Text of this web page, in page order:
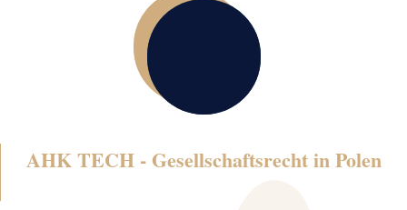
AHK TECH - Gesellschaftsrecht in Polen